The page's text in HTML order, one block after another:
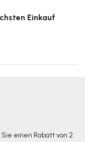
Einkauf
einen Rabatt von 2